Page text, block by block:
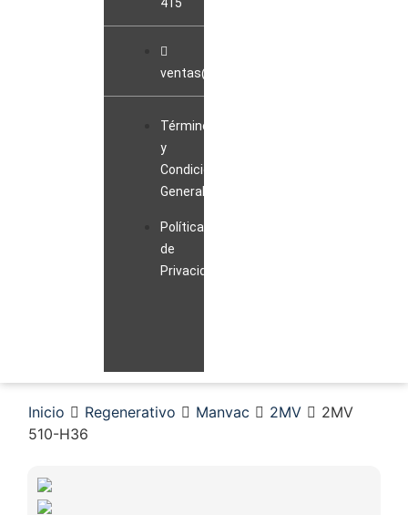
ventas@sopladorblowerperu.com
Términos
y
Condiciones
Generales
Políticas
de
Privacidad
Inicio Regenerativo Manvac 2MV
2MV
510-H36